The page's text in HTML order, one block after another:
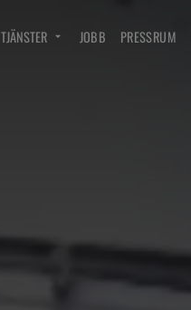
TJÄNSTER JOBB PRESSRUM